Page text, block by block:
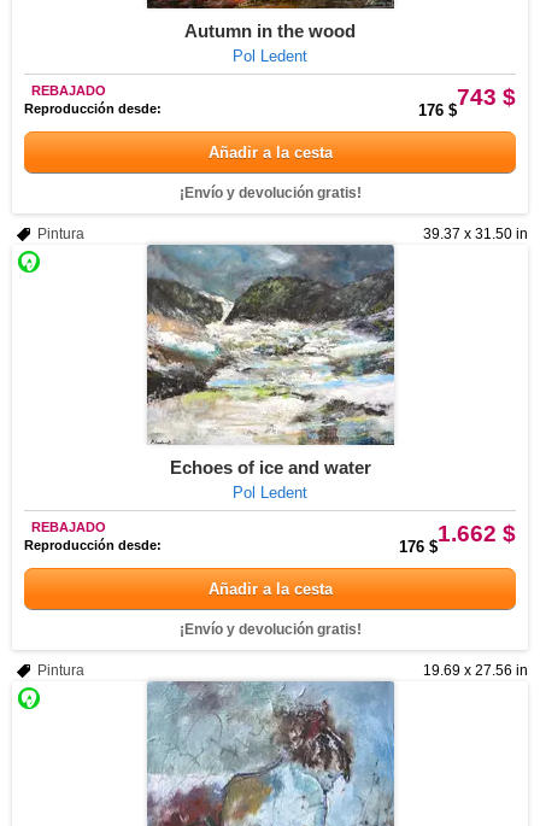
Autumn in the wood
Pol Ledent
743 $
REBAJADO
Reproducción desde:
176 $
Añadir a la cesta
¡Envío y devolución gratis!
39.37 x 31.50 in
Pintura
Echoes of ice and water
Pol Ledent
1.662 $
REBAJADO
Reproducción desde:
176 $
Añadir a la cesta
¡Envío y devolución gratis!
19.69 x 27.56 in
Pintura